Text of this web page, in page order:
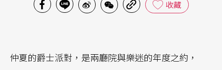
收藏
仲夏的爵士派對，是兩廳院與樂迷的年度之約，